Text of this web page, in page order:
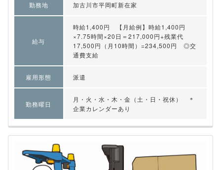
勤務地 加古川市平岡町新在家
給与
時給1,400円 【月給例】時給1,400円
×7.75時間×20日＝217,000円+残業代
17,500円（月10時間）=234,500円 ◎交
通費支給
雇用形態 派遣
勤務曜日
月・火・水・木・金（土・日・祝休） ＊
企業カレンダーあり